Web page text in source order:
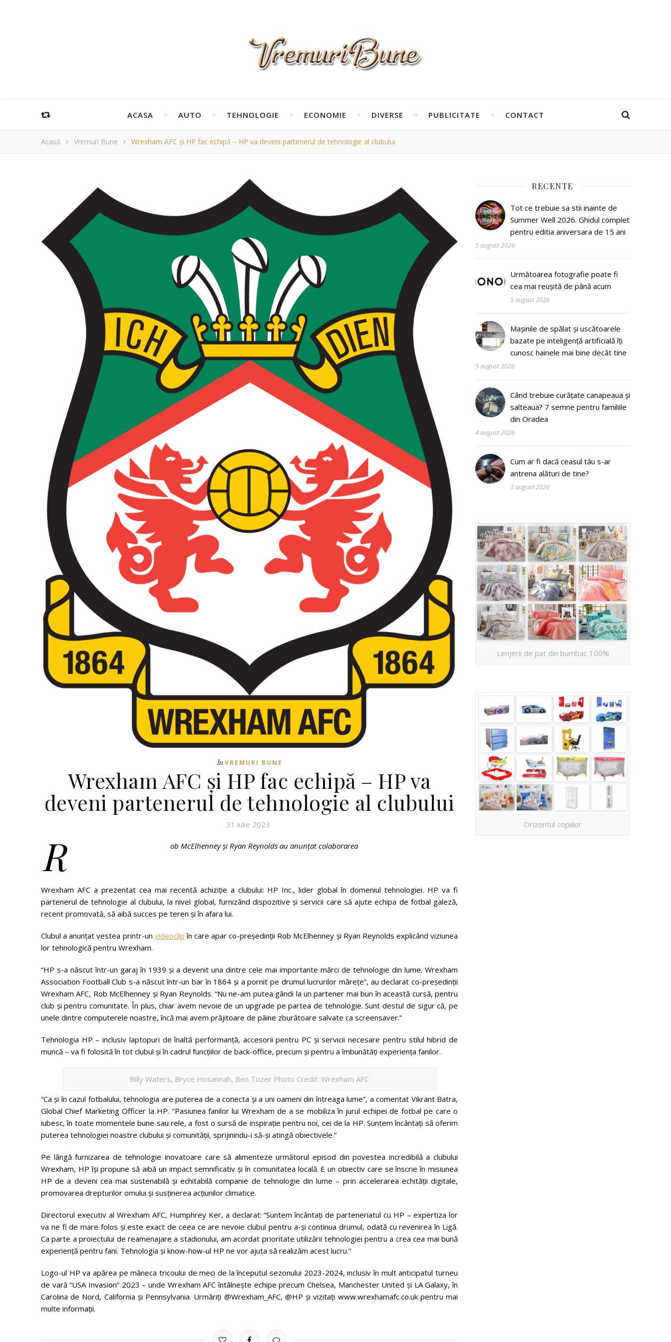
ACASA AUTO TEHNOLOGIE ECONOMIE DIVERSE PUBLICITATE CONTACT
Acasă Vremuri Bune Wrexham AFC și HP fac echipă – HP va deveni partenerul de tehnologie al clubului
În VREMURI BUNE
Wrexham AFC și HP fac echipă – HP va
deveni partenerul de tehnologie al clubului
31 iulie 2023
R ob McElhenney și Ryan Reynolds au anunțat colaborarea
Wrexham AFC a prezentat cea mai recentă achiziție a clubului: HP Inc., lider global în domeniul tehnologiei. HP va fi
partenerul de tehnologie al clubului, la nivel global, furnizând dispozitive și servicii care să ajute echipa de fotbal galeză,
recent promovată, să aibă succes pe teren și în afara lui.
Clubul a anunțat vestea printr-un videoclip în care apar co-președinții Rob McElhenney și Ryan Reynolds explicând viziunea
lor tehnologică pentru Wrexham.
“HP s-a născut într-un garaj în 1939 și a devenit una dintre cele mai importante mărci de tehnologie din lume. Wrexham
Association Football Club s-a născut într-un bar în 1864 și a pornit pe drumul lucrurilor mărețe”, au declarat co-președinții
Wrexham AFC, Rob McElhenney și Ryan Reynolds. “Nu ne-am putea gândi la un partener mai bun în această cursă, pentru
club și pentru comunitate. În plus, chiar avem nevoie de un upgrade pe partea de tehnologie. Sunt destul de sigur că, pe
unele dintre computerele noastre, încă mai avem prăjitoare de pâine zburătoare salvate ca screensaver.”
Tehnologia HP – inclusiv laptopuri de înaltă performanță, accesorii pentru PC și servicii necesare pentru stilul hibrid de
muncă – va fi folosită în tot clubul și în cadrul funcțiilor de back-office, precum și pentru a îmbunătăți experiența fanilor.
Billy Waters, Bryce Hosannah, Ben Tozer Photo Credit: Wrexham AFC
“Ca și în cazul fotbalului, tehnologia are puterea de a conecta și a uni oameni din întreaga lume”, a comentat Vikrant Batra,
Global Chief Marketing Officer la HP. “Pasiunea fanilor lui Wrexham de a se mobiliza în jurul echipei de fotbal pe care o
iubesc, în toate momentele bune sau rele, a fost o sursă de inspirație pentru noi, cei de la HP. Suntem încântați să oferim
puterea tehnologiei noastre clubului și comunității, sprijinindu-i să-și atingă obiectivele.”
Pe lângă furnizarea de tehnologie inovatoare care să alimenteze următorul episod din povestea incredibilă a clubului
Wrexham, HP își propune să aibă un impact semnificativ și în comunitatea locală. E un obiectiv care se înscrie în misiunea
HP de a deveni cea mai sustenabilă și echitabilă companie de tehnologie din lume – prin accelerarea echității digitale,
promovarea drepturilor omului și susținerea acțiunilor climatice.
Directorul executiv al Wrexham AFC, Humphrey Ker, a declarat: “Suntem încântați de parteneriatul cu HP – expertiza lor
va ne fi de mare folos și este exact de ceea ce are nevoie clubul pentru a-și continua drumul, odată cu revenirea în Ligă.
Ca parte a proiectului de reamenajare a stadionului, am acordat prioritate utilizării tehnologiei pentru a crea cea mai bună
experiență pentru fani. Tehnologia și know-how-ul HP ne vor ajuta să realizăm acest lucru.”
Logo-ul HP va apărea pe mâneca tricoului de meci de la începutul sezonului 2023-2024, inclusiv în mult anticipatul turneu
de vară “USA Invasion” 2023 – unde Wrexham AFC întâlnește echipe precum Chelsea, Manchester United și LA Galaxy, în
Carolina de Nord, California și Pennsylvania. Urmăriți @Wrexham_AFC, @HP și vizitați www.wrexhamafc.co.uk pentru mai
multe informații.
RECENTE
Tot ce trebuie sa stii inainte de
Summer Well 2026. Ghidul complet
pentru editia aniversara de 15 ani
5 august 2026
Următoarea fotografie poate fi
cea mai reușită de până acum
5 august 2026
Mașinile de spălat și uscătoarele
bazate pe inteligență artificială îți
cunosc hainele mai bine decât tine
5 august 2026
Când trebuie curățate canapeaua și
salteaua? 7 semne pentru familiile
din Oradea
4 august 2026
Cum ar fi dacă ceasul tău s-ar
antrena alături de tine?
3 august 2026
Lenjerii de pat din bumbac 100%
Orizontul copiilor